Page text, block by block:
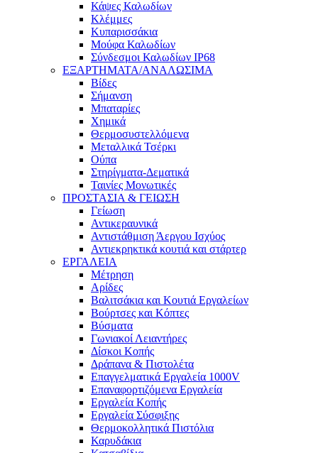
Κάψες Καλωδίων
Κλέμμες
Κυπαρισσάκια
Μούφα Καλωδίων
Σύνδεσμοι Καλωδίων IP68
ΕΞΑΡΤΗΜΑΤΑ/ΑΝΑΛΩΣΙΜΑ
Βίδες
Σήμανση
Μπαταρίες
Χημικά
Θερμοσυστελλόμενα
Μεταλλικά Τσέρκι
Ούπα
Στηρίγματα-Δεματικά
Ταινίες Μονωτικές
ΠΡΟΣΤΑΣΙΑ & ΓΕΙΩΣΗ
Γείωση
Αντικεραυνικά
Αντιστάθμιση Άεργου Ισχύος
Αντιεκρηκτικά κουτιά και στάρτερ
ΕΡΓΑΛΕΙΑ
Μέτρηση
Αρίδες
Βαλιτσάκια και Κουτιά Εργαλείων
Βούρτσες και Κόπτες
Βύσματα
Γωνιακοί Λειαντήρες
Δίσκοι Κοπής
Δράπανα & Πιστολέτα
Επαγγελματικά Εργαλεία 1000V
Επαναφορτιζόμενα Εργαλεία
Εργαλεία Κοπής
Εργαλεία Σύσφιξης
Θερμοκολλητικά Πιστόλια
Καρυδάκια